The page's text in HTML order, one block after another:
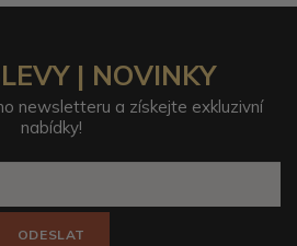
| NOVINKY
newsletteru a získejte exkluzivní
nabídky!
ODESLAT